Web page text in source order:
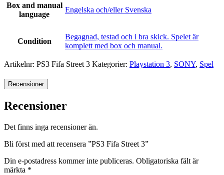
Box and manual
language
Engelska och/eller Svenska
Condition
Begagnad, testad och i bra skick. Spelet är
komplett med box och manual.
Artikelnr: PS3 Fifa Street 3 Kategorier: Playstation 3, SONY, Spel
Recensioner
Recensioner
Det finns inga recensioner än.
Bli först med att recensera ”PS3 Fifa Street 3”
Din e-postadress kommer inte publiceras. Obligatoriska fält är
märkta *